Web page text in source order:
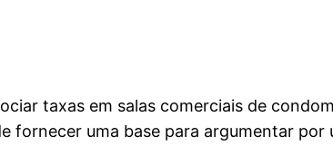
taxas em salas comerciais de
fornecer uma base para argumentar